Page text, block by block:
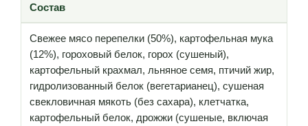
Состав
Свежее мясо перепелки (50%), картофельная мука
(12%), гороховый белок, горох (сушеный),
картофельный крахмал, льняное семя, птичий жир,
гидролизованный белок (вегетарианец), сушеная
свекловичная мякоть (без сахара), клетчатка,
картофельный белок, дрожжи (сушеные, включая